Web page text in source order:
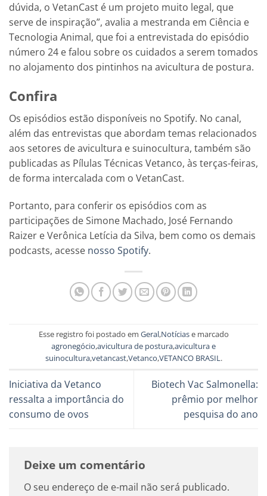
dúvida, o VetanCast é um projeto muito legal, que
serve de inspiração”, avalia a mestranda em Ciência e
Tecnologia Animal, que foi a entrevistada do episódio
número 24 e falou sobre os cuidados a serem tomados
no alojamento dos pintinhos na avicultura de postura.
Confira
Os episódios estão disponíveis no Spotify. No canal,
além das entrevistas que abordam temas relacionados
aos setores de avicultura e suinocultura, também são
publicadas as Pílulas Técnicas Vetanco, às terças-feiras,
de forma intercalada com o VetanCast.
Portanto, para conferir os episódios com as
participações de Simone Machado, José Fernando
Raizer e Verônica Letícia da Silva, bem como os demais
podcasts, acesse nosso Spotify.
Esse registro foi postado em Geral,Notíciase marcado
agronegócio,avicultura de postura,avicultura e
suinocultura,vetancast,Vetanco,VETANCO BRASIL.
Iniciativa da Vetanco
ressalta a importância do
consumo de ovos
Biotech Vac Salmonella:
prêmio por melhor
pesquisa do ano
Deixe um comentário
O seu endereço de e-mail não será publicado.